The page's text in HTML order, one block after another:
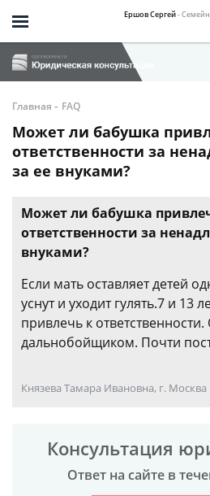
Ершов Сергей-
Главная - FAQ
Может ли бабушка
ответственности за
за ее внуками?
Может ли бабушка
ответственности за
внуками?
Если мать оставляет детей
уснут и уходит гулять.7 и 13
привлечь к
дальнобойщиком. Почти
Князева Тамара Ивановна, г. Москва
Консультация
Ответ на сайте в